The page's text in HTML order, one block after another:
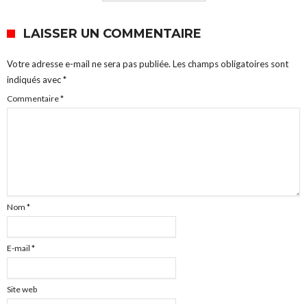
LAISSER UN COMMENTAIRE
Votre adresse e-mail ne sera pas publiée. Les champs obligatoires sont
indiqués avec*
Commentaire*
Nom *
E-mail *
Site web